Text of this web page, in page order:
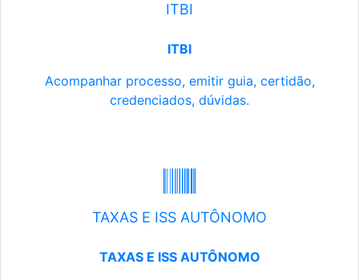
ITBI
ITBI
Acompanhar processo, emitir guia, certidão,
credenciados, dúvidas.
TAXAS E ISS AUTÔNOMO
TAXAS E ISS AUTÔNOMO